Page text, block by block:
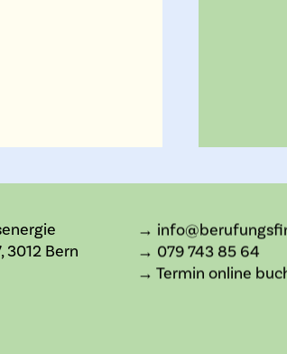
3012 Bern
→
→ 079 743 85 64
→ Termin online